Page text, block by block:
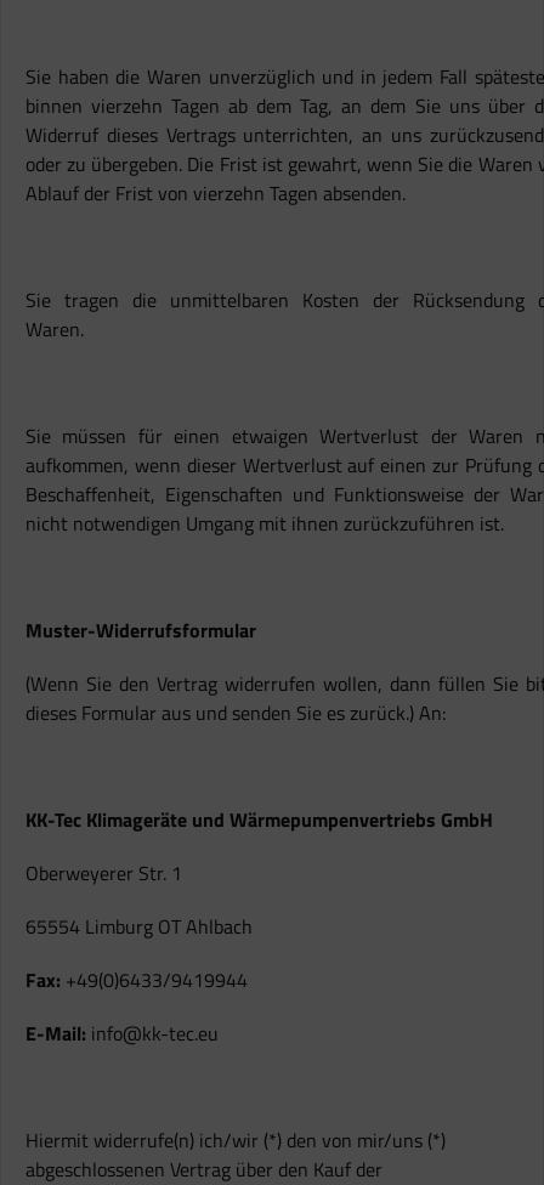
Sie haben die Waren unverzüglich und in jedem Fall
binnen vierzehn Tagen ab dem Tag, an dem Sie uns über
Widerruf dieses Vertrags unterrichten, an uns
oder zu übergeben. Die Frist ist gewahrt, wenn Sie die Waren
Ablauf der Frist von vierzehn Tagen absenden.
Sie tragen die unmittelbaren Kosten der Rücksendung
Waren.
Sie müssen für einen etwaigen Wertverlust der Waren
aufkommen, wenn dieser Wertverlust auf einen zur Prüfung
Beschaffenheit, Eigenschaften und Funktionsweise der
nicht notwendigen Umgang mit ihnen zurückzuführen ist.
Muster-Widerrufsformular
(Wenn Sie den Vertrag widerrufen wollen, dann füllen Sie
dieses Formular aus und senden Sie es zurück.) An:
KK-Tec Klimageräte und Wärmepumpenvertriebs GmbH
Oberweyerer Str. 1
65554 Limburg OT Ahlbach
Fax: +49(0)6433/9419944
E-Mail: info@kk-tec.eu
Hiermit widerrufe(n) ich/wir (*) den von mir/uns (*)
abgeschlossenen Vertrag über den Kauf der